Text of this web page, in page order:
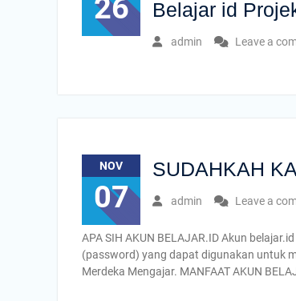
26
Belajar id
admin Leave a
NOV
07
SUDAHKAH
admin Leave a
APA SIH AKUN BELAJAR.ID Akun
(password) yang dapat digunakan untuk
Merdeka Mengajar. MANFAAT AKUN